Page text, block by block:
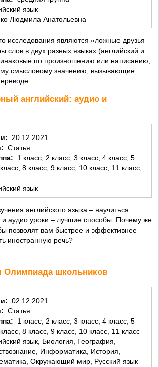
язык
Людмила Анатольевна
исследования являются «ложные друзья
слов в двух разных языках (английский и
по произношению или написанию,
смысловому значению, вызывающие
английский: аудио и
20.12.2021
Статья
8 класс, 9 класс, 10 класс, 11 класс,
язык
английского языка – научиться
и аудио уроки – лучшие способы. Почему же
позволят вам быстрее и эффективнее
иностранную речь?
Олимпиада школьников
02.12.2021
Статья
8 класс, 9 класс, 10 класс, 11 класс
Информатика, История,
Окружающий мир, Русский язык